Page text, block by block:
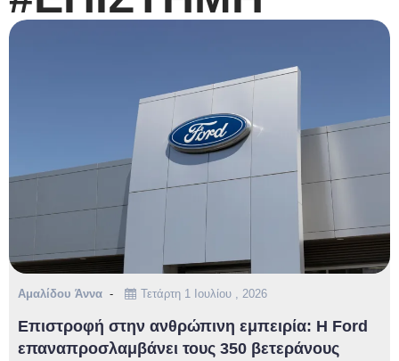
Αμαλίδου Άννα Τετάρτη 1 Ιουλίου , 2026
Επιστροφή στην ανθρώπινη εμπειρία: Η Ford
επαναπροσλαμβάνει τους 350 βετεράνους